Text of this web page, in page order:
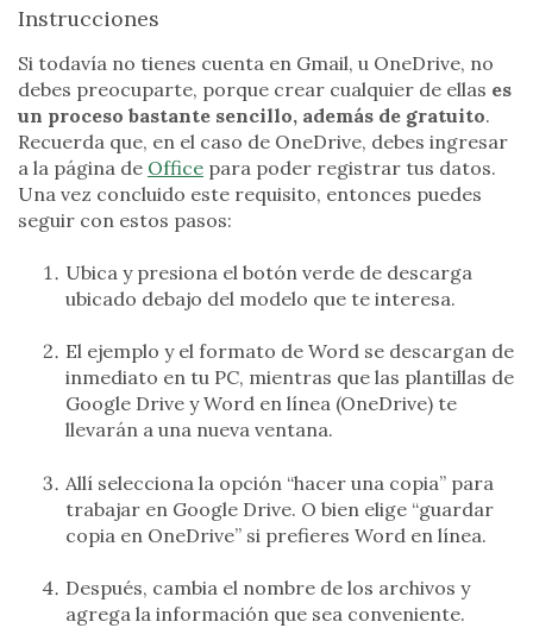
Instrucciones
Si todavía no tienes cuenta en Gmail, u OneDrive, no
debes preocuparte, porque crear cualquier de ellas es
un proceso bastante sencillo, además de gratuito.
Recuerda que, en el caso de OneDrive, debes ingresar
a la página de Office para poder registrar tus datos.
Una vez concluido este requisito, entonces puedes
seguir con estos pasos:
Ubica y presiona el botón verde de descarga
ubicado debajo del modelo que te interesa.
El ejemplo y el formato de Word se descargan de
inmediato en tu PC, mientras que las plantillas de
Google Drive y Word en línea (OneDrive) te
llevarán a una nueva ventana.
Allí selecciona la opción “hacer una copia” para
trabajar en Google Drive. O bien elige “guardar
copia en OneDrive” si prefieres Word en línea.
Después, cambia el nombre de los archivos y
agrega la información que sea conveniente.